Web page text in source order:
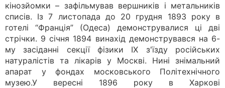
кінозйомки – зафільмував вершників і метальників
списів. Із 7 листопада до 20 грудня 1893 року в
готелі “Франція” (Одеса) демонструвалися ці дві
стрічки. 9 січня 1894 винахід демонструвався на 6-
му засіданні секції фізики ІХ з'їзду російських
натуралістів та лікарів у Москві. Нині знімальний
апарат у фондах московського Політехнічного
музею.У вересні 1896 року в Харкові